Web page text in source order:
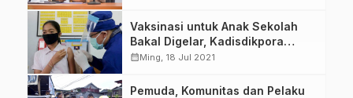
Vaksinasi untuk Anak Sekolah
Bakal Digelar, Kadisdikpora
Mamuju: Belum Dapat Info
calendar_monthMing, 18 Jul 2021
Pemuda, Komunitas dan Pelaku